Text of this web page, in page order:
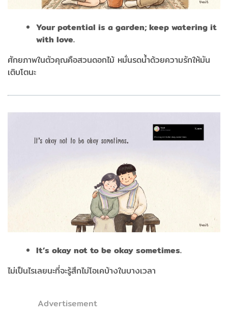
Your potential is a garden; keep watering it
with love.
ศักยภาพในตัวคุณคือสวนดอกไม้ หมั่นรดน้ำด้วยความรักให้มัน
เติบโตนะ
It’s okay not to be okay sometimes.
ไม่เป็นไรเลยนะที่จะรู้สึกไม่โอเคบ้างในบางเวลา
Advertisement